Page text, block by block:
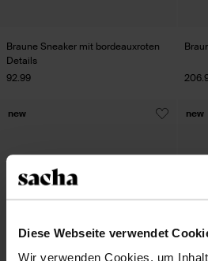
Diese Webseite verwendet
Wir verwenden Cookies, um
Braune Sneaker mit bordeauxroten
Details
92.99
new new